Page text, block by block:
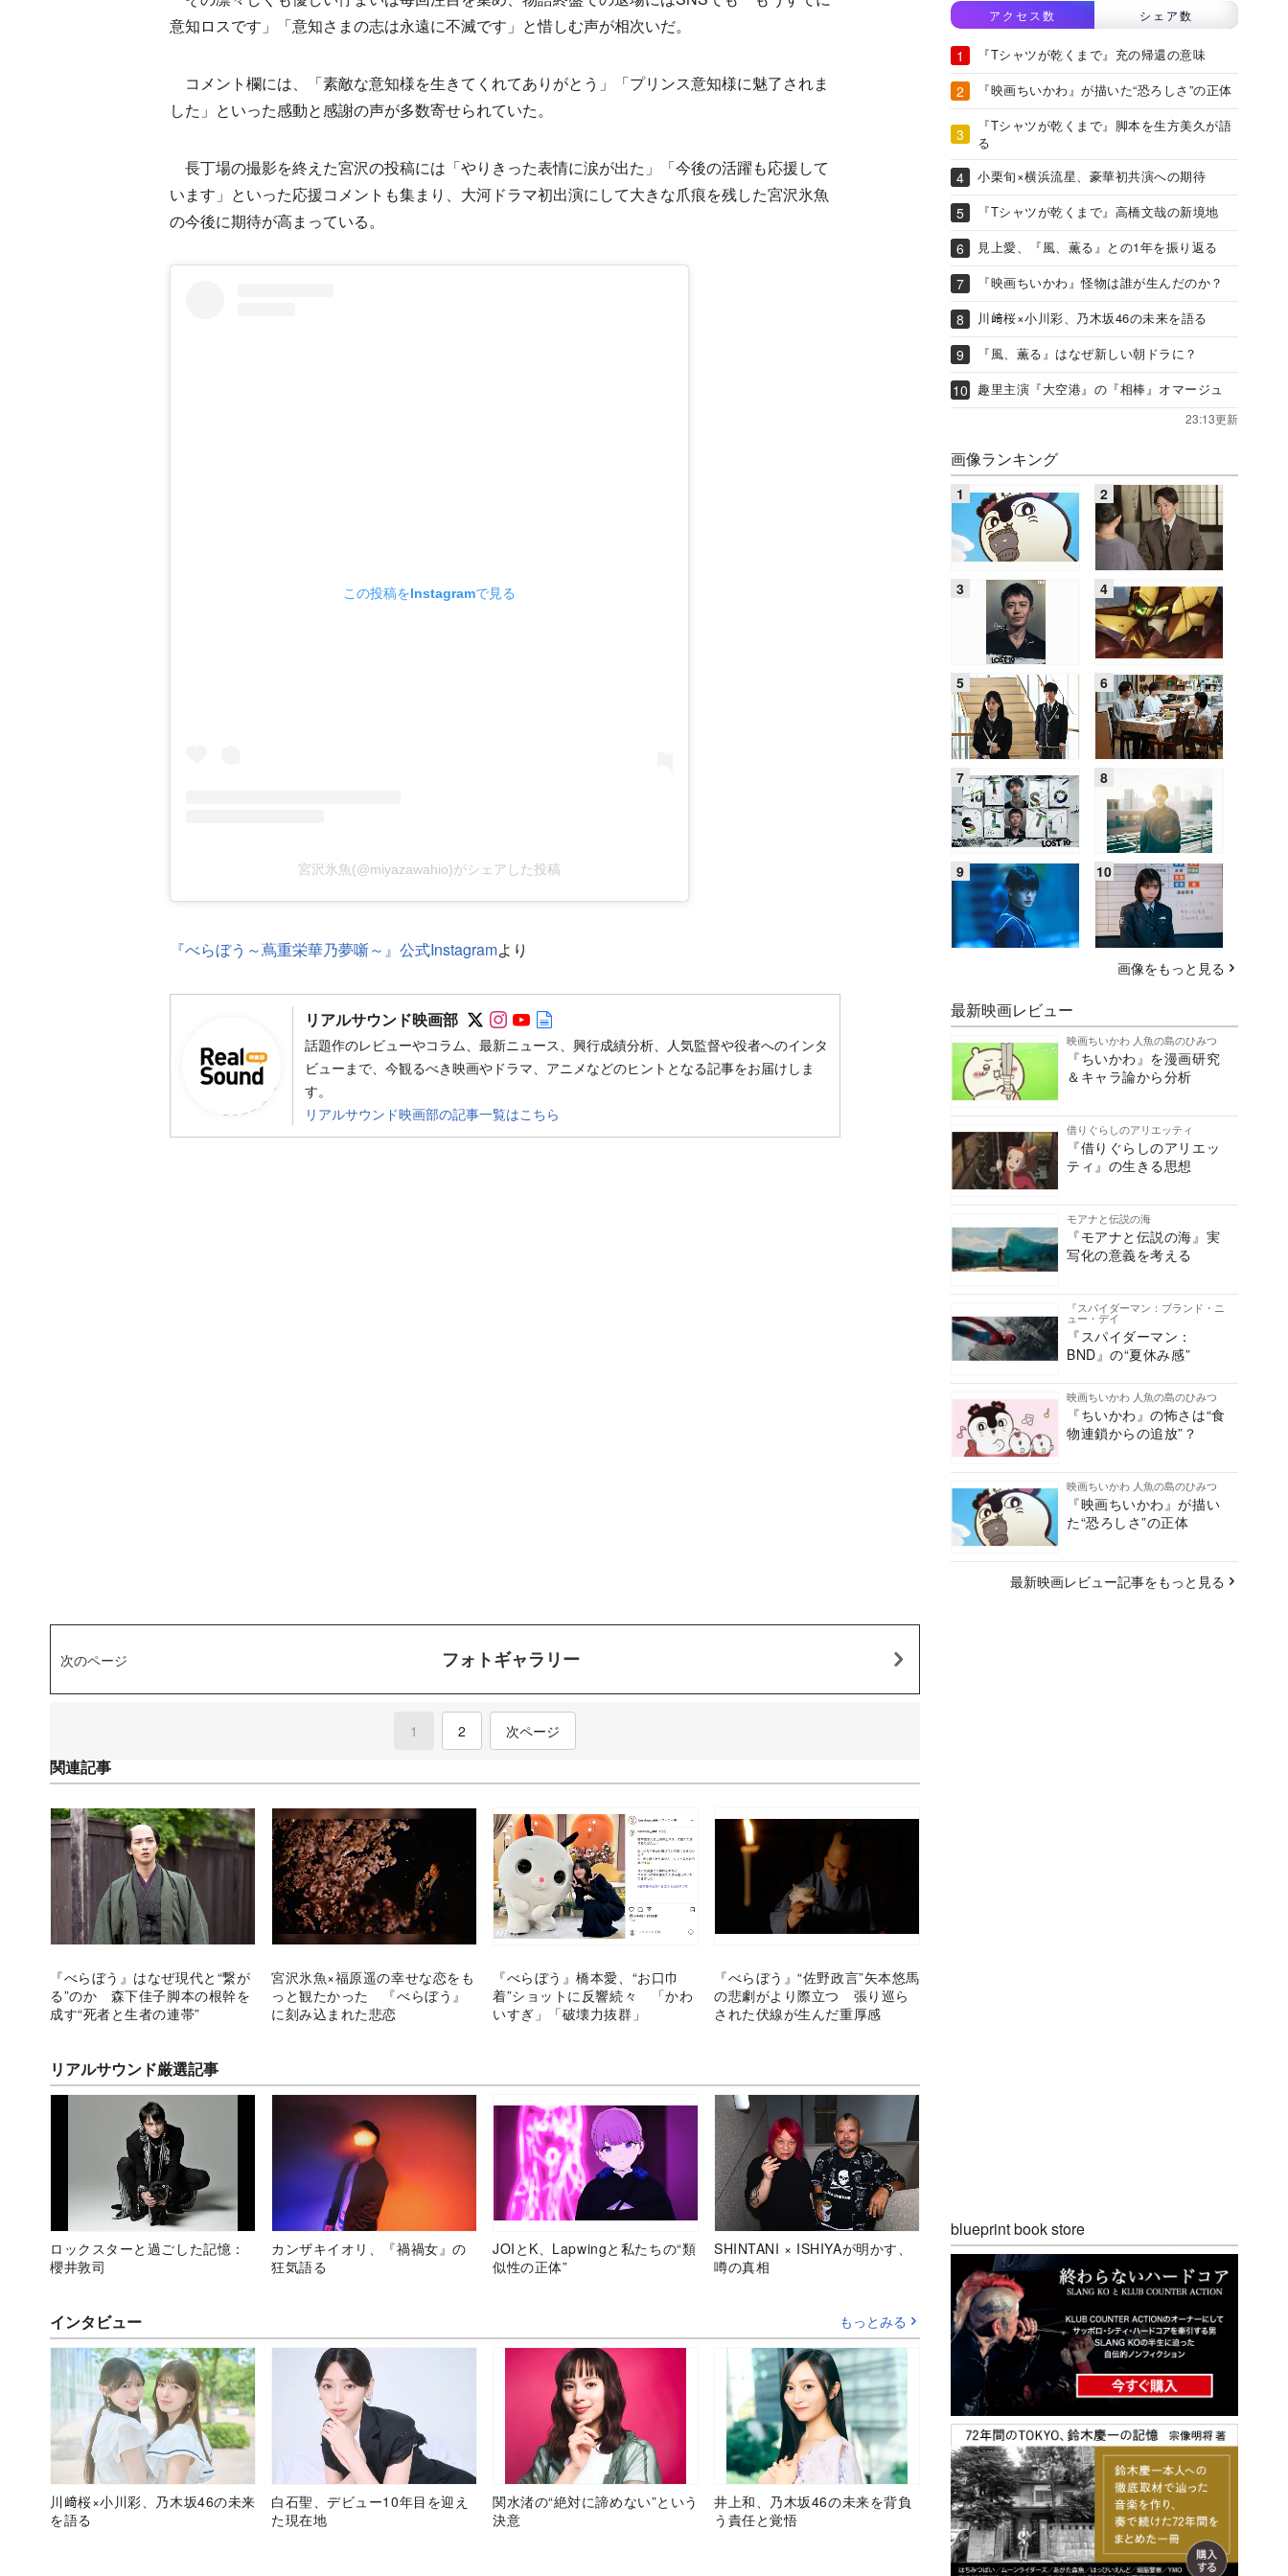
意知ロスです」「意知さまの志は永遠に不滅です」と惜しむ声が相次いだ。
コメント欄には、「素敵な意知様を生きてくれてありがとう」「プリンス意知様に魅了されま
した」といった感動と感謝の声が多数寄せられていた。
長丁場の撮影を終えた宮沢の投稿には「やりきった表情に涙が出た」「今後の活躍も応援して
います」といった応援コメントも集まり、大河ドラマ初出演にして大きな爪痕を残した宮沢氷魚
の今後に期待が高まっている。
この投稿をInstagramで見る
宮沢氷魚(@miyazawahio)がシェアした投稿
『べらぼう～蔦重栄華乃夢噺～』公式Instagramより
リアルサウンド映画部 Follow on SNS
Follow on SNS
Follow on SNS
話題作のレビューやコラム、最新ニュース、興行成績分析、人気監督や役者へのインタ
ビューまで、今観るべき映画やドラマ、アニメなどのヒントとなる記事をお届けしま
す。
リアルサウンド映画部の記事一覧はこちら
次のページ フォトギャラリー
1 2 次ページ
関連記事
『べらぼう』はなぜ現代と“繋が
る”のか 森下佳子脚本の根幹を
成す“死者と生者の連帯”
宮沢氷魚×福原遥の幸せな恋をも
っと観たかった 『べらぼう』
に刻み込まれた悲恋
『べらぼう』橋本愛、“お口巾
着”ショットに反響続々 「かわ
いすぎ」「破壊力抜群」
『べらぼう』“佐野政言”矢本悠馬
の悲劇がより際立つ 張り巡ら
された伏線が生んだ重厚感
リアルサウンド厳選記事
ロックスターと過ごした記憶：
櫻井敦司
カンザキイオリ、『禍禍女』の
狂気語る
JOIとK、Lapwingと私たちの“類
似性の正体”
SHINTANI × ISHIYAが明かす、
噂の真相
インタビュー もっとみる
川﨑桜×小川彩、乃木坂46の未来
を語る
白石聖、デビュー10年目を迎え
た現在地
関水渚の“絶対に諦めない”という
決意
井上和、乃木坂46の未来を背負
う責任と覚悟
アクセス数 シェア数
『Tシャツが乾くまで』充の帰還の意味
『映画ちいかわ』が描いた“恐ろしさ”の正体
『Tシャツが乾くまで』脚本を生方美久が語
る
小栗旬×横浜流星、豪華初共演への期待
『Tシャツが乾くまで』高橋文哉の新境地
見上愛、『風、薫る』との1年を振り返る
『映画ちいかわ』怪物は誰が生んだのか？
川﨑桜×小川彩、乃木坂46の未来を語る
『風、薫る』はなぜ新しい朝ドラに？
趣里主演『大空港』の『相棒』オマージュ
23:13更新
画像ランキング
画像をもっと見る
最新映画レビュー
映画ちいかわ 人魚の島のひみつ
『ちいかわ』を漫画研究
＆キャラ論から分析
借りぐらしのアリエッティ
『借りぐらしのアリエッ
ティ』の生きる思想
モアナと伝説の海
『モアナと伝説の海』実
写化の意義を考える
『スパイダーマン：ブランド・ニ
ュー・デイ
『スパイダーマン：
BND』の“夏休み感”
映画ちいかわ 人魚の島のひみつ
『ちいかわ』の怖さは“食
物連鎖からの追放”？
映画ちいかわ 人魚の島のひみつ
『映画ちいかわ』が描い
た“恐ろしさ”の正体
最新映画レビュー記事をもっと見る
blueprint book store